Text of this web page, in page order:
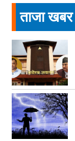
ताजा खबर